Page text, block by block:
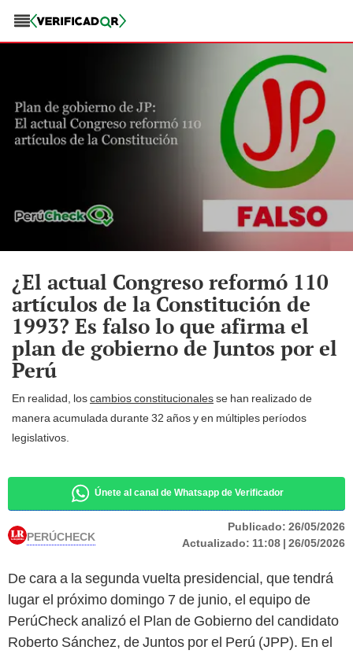
¿El actual Congreso reformó 110
artículos de la Constitución de
1993? Es falso lo que afirma el
plan de gobierno de Juntos por el
Perú
En realidad, loscambios constitucionalesse han realizado de
manera acumulada durante 32 años y en múltiples períodos
legislativos.
Únete al canal de Whatsapp de Verificador
PERÚCHECK Publicado: 26/05/2026
Actualizado: 11:08 | 26/05/2026
De cara a la segunda vuelta presidencial, que tendrá
lugar el próximo domingo 7 de junio, el equipo de
PerúCheck analizó el Plan de Gobierno del candidato
Roberto Sánchez, de Juntos por el Perú (JPP). En el